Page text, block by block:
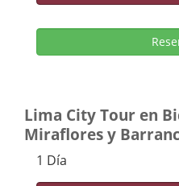
Lima City Tour en
Miraflores y
1 Día